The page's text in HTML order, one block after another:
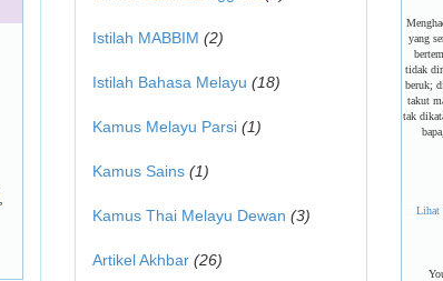
Istilah MABBIM (2)
Istilah Bahasa Melayu (18)
Kamus Melayu Parsi (1)
Kamus Sains (1)
Kamus Thai Melayu Dewan (3)
Artikel Akhbar (26)
yang
tidak
beruk;
takut
tak
Lihat